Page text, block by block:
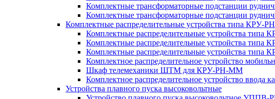
Комплектные трансформаторные подстанции
Комплектные трансформаторные подстанции
Комплектные распределительные устройства типа КРУ-РН
Комплектные распределительные устройства
Комплектные распределительные устройства
Комплектные распределительные устройства
Комплектное распределительное устройство
Шкаф телемеханики ШТМ для КРУ-РН-ММ
Комплектное распределительное устройство
Устройства плавного пуска высоковольтные